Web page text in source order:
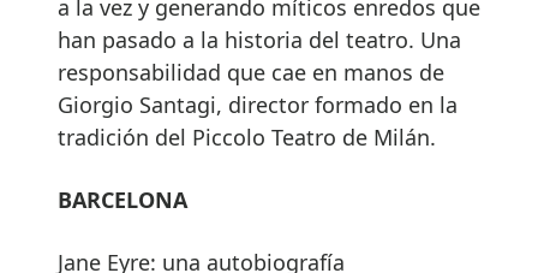
a la vez y generando míticos enredos que
han pasado a la historia del teatro. Una
responsabilidad que cae en manos de
Giorgio Santagi, director formado en la
tradición del Piccolo Teatro de Milán.
BARCELONA
Jane Eyre: una autobiografía